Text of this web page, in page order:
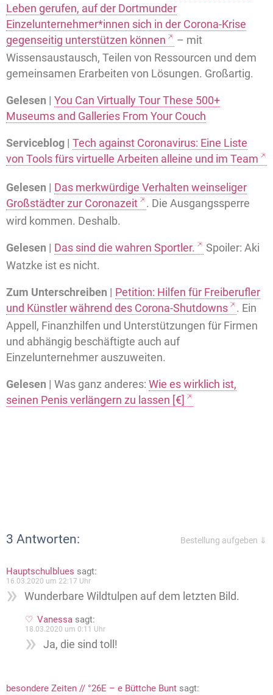
Leben gerufen, auf der Dortmunder
Einzelunternehmer*innen sich in der Corona-Krise
gegenseitig unterstützen können
– mit
Wissensaustausch, Teilen von Ressourcen und dem
gemeinsamen Erarbeiten von Lösungen. Großartig.
Gelesen | You Can Virtually Tour These 500+
Museums and Galleries From Your Couch
Serviceblog | Tech against Coronavirus: Eine Liste
von Tools fürs virtuelle Arbeiten alleine und im Team
Gelesen | Das merkwürdige Verhalten weinseliger
Großstädter zur Coronazeit
. Die Ausgangssperre
wird kommen. Deshalb.
Gelesen | Das sind die wahren Sportler.
Spoiler: Aki
Watzke ist es nicht.
Zum Unterschreiben | Petition: Hilfen für Freiberufler
und Künstler während des Corona-Shutdowns
. Ein
Appell, Finanzhilfen und Unterstützungen für Firmen
und abhängig beschäftigte auch auf
Einzelunternehmer auszuweiten.
Gelesen | Was ganz anderes: Wie es wirklich ist,
seinen Penis verlängern zu lassen [€]
3 Antworten: Bestellung aufgeben ⇓
Hauptschulblues sagt:
16.03.2020 um 22:17 Uhr
Wunderbare Wildtulpen auf dem letzten Bild.
Vanessa sagt:
18.03.2020 um 0:11 Uhr
Ja, die sind toll!
besondere Zeiten // °26E – e Büttche Bunt sagt: